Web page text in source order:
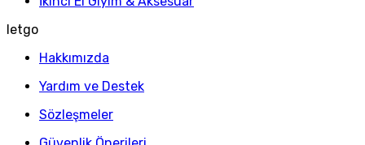
letgo
Hakkımızda
Yardım ve Destek
Sözleşmeler